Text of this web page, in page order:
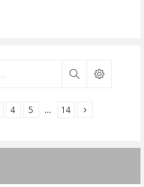
Rechercher
4 5 … 14